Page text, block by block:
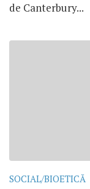
de Canterbury...
SOCIAL/BIOETICĂ